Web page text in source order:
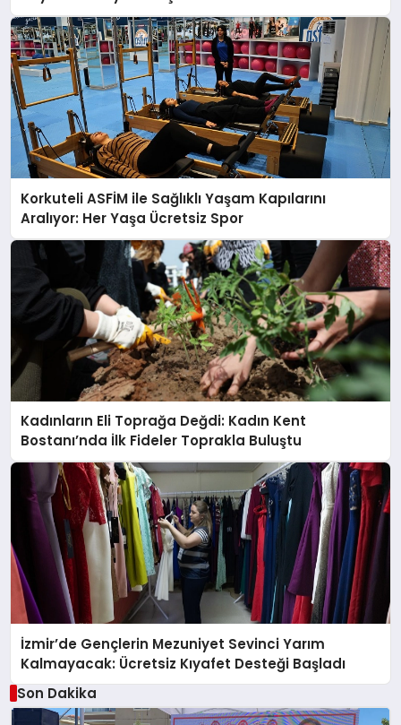
Korkuteli ASFİM ile Sağlıklı Yaşam Kapılarını
Aralıyor: Her Yaşa Ücretsiz Spor
Kadınların Eli Toprağa Değdi: Kadın Kent
Bostanı’nda İlk Fideler Toprakla Buluştu
İzmir’de Gençlerin Mezuniyet Sevinci Yarım
Kalmayacak: Ücretsiz Kıyafet Desteği Başladı
Son Dakika